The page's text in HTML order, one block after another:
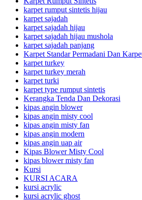
karpet rumput sintetis hijau
karpet sajadah
karpet sajadah hijau
karpet sajadah hijau mushola
karpet sajadah panjang
Karpet Standar Permadani Dan
karpet turkey
karpet turkey merah
karpet turki
karpet type rumput sintetis
Kerangka Tenda Dan Dekorasi
kipas angin blower
kipas angin misty cool
kipas angin misty fan
kipas angin modern
kipas angin uap air
Kipas Blower Misty Cool
kipas blower misty fan
Kursi
KURSI ACARA
kursi acrylic
kursi acrylic ghost